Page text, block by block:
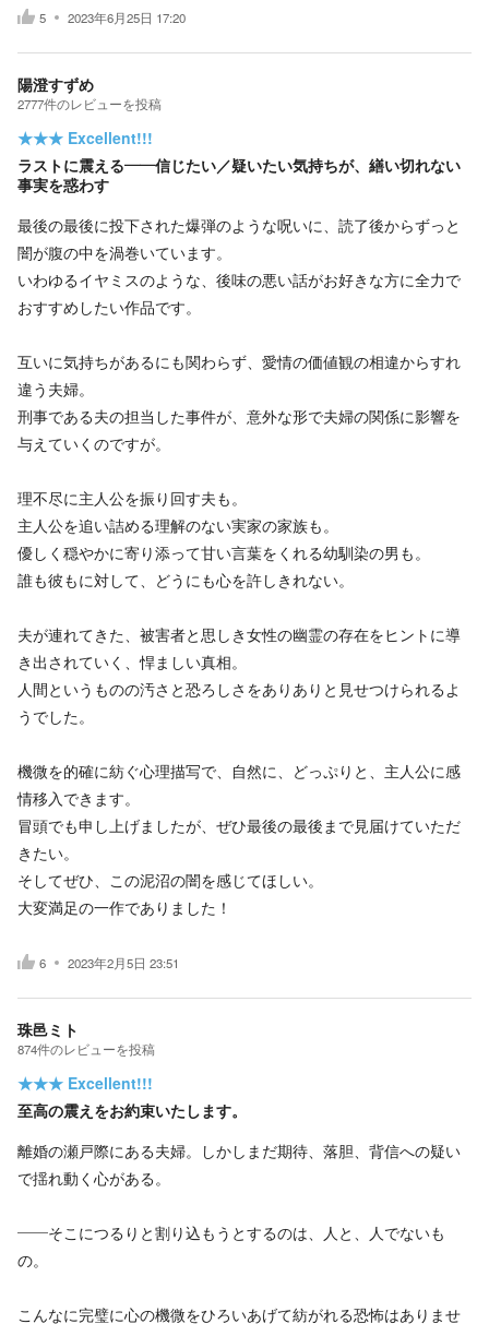
5 2023年6月25日 17:20
陽澄すずめ
2777件のレビューを投稿
★★★ Excellent!!!
ラストに震える——信じたい／疑いたい気持ちが、繕い切れない
事実を惑わす
最後の最後に投下された爆弾のような呪いに、読了後からずっと
闇が腹の中を渦巻いています。
いわゆるイヤミスのような、後味の悪い話がお好きな方に全力で
おすすめしたい作品です。
互いに気持ちがあるにも関わらず、愛情の価値観の相違からすれ
違う夫婦。
刑事である夫の担当した事件が、意外な形で夫婦の関係に影響を
与えていくのですが。
理不尽に主人公を振り回す夫も。
主人公を追い詰める理解のない実家の家族も。
優しく穏やかに寄り添って甘い言葉をくれる幼馴染の男も。
誰も彼もに対して、どうにも心を許しきれない。
夫が連れてきた、被害者と思しき女性の幽霊の存在をヒントに導
き出されていく、悍ましい真相。
人間というものの汚さと恐ろしさをありありと見せつけられるよ
うでした。
機微を的確に紡ぐ心理描写で、自然に、どっぷりと、主人公に感
情移入できます。
冒頭でも申し上げましたが、ぜひ最後の最後まで見届けていただ
きたい。
そしてぜひ、この泥沼の闇を感じてほしい。
大変満足の一作でありました！
6 2023年2月5日 23:51
珠邑ミト
874件のレビューを投稿
★★★ Excellent!!!
至高の震えをお約束いたします。
離婚の瀬戸際にある夫婦。しかしまだ期待、落胆、背信への疑い
で揺れ動く心がある。
――そこにつるりと割り込もうとするのは、人と、人でないも
の。
こんなに完璧に心の機微をひろいあげて紡がれる恐怖はありませ